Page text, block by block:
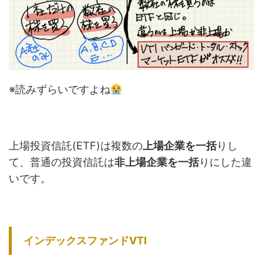
※読みずらいですよね
上場投資信託(ETF)は複数の 上場企業を一括りし
て、普通の投資信託は非上場企業を一括りにした違
いです。
インデックスファンドVTI